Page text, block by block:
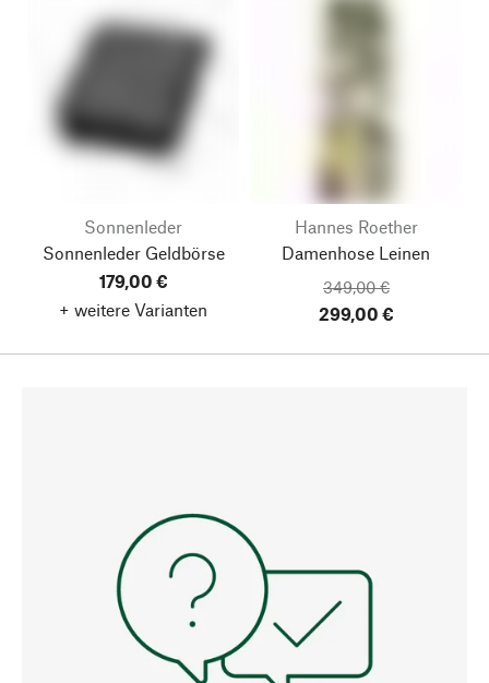
Sonnenleder
Sonnenleder Geldbörse
179,00 €
+ weitere Varianten
Hannes Roether
Damenhose Leinen
349,00 €
299,00 €